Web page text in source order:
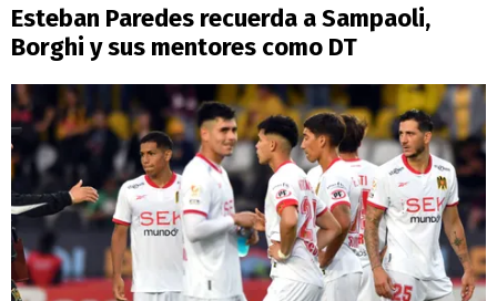
Esteban Paredes recuerda a Sampaoli,
Borghi y sus mentores como DT